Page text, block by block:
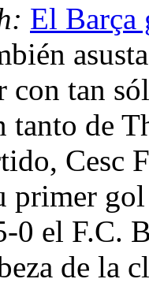
El Barça
con tan
tanto de
Cesc
primer
0 el F.C.
de la